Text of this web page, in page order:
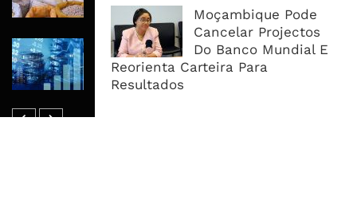
Moçambique Pode
Cancelar Projectos
Do Banco Mundial E
Reorienta Carteira Para
Resultados
Oferta Confortável
Dívida Pública Sobe Para 75,2% do
PIB e Pressão Desloca-se Para o
Endividamento Interno